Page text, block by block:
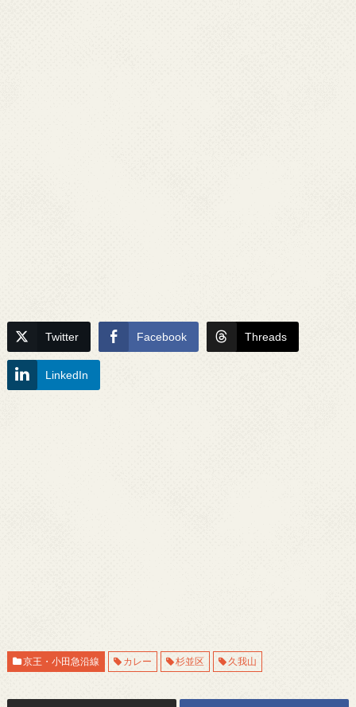
Twitter Facebook Threads
LinkedIn
京王・小田急沿線 カレー 杉並区 久我山